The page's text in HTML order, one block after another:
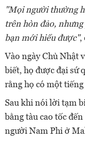
"Mọi người thường
trên hòn đảo,
bạn mới hiểu được",
Vào ngày Chủ Nhật
biết, họ được đại sứ
rằng họ có một
Sau khi nói lời tạm
bằng tàu cao tốc
người Nam Phi ở